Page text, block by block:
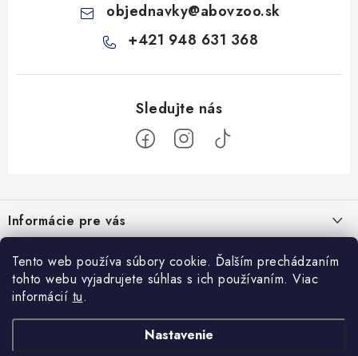
Tento web používa súbory cookie. Ďalším prechádzaním
tohto webu vyjadrujete súhlas s ich používaním. Viac
informácií tu.
Nastavenie
objednavky@abovzoo.sk
+421 948 631 368
p
ä
Informácie pre vás
Podmienky ochrany osobných údajov
Prijímame online platby
Blog
Veterinárne diéty: sprievodca výberom správneho terapeutického